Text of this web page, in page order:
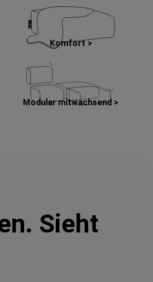
Komfort >
Modular mitwachsend >
Sieht